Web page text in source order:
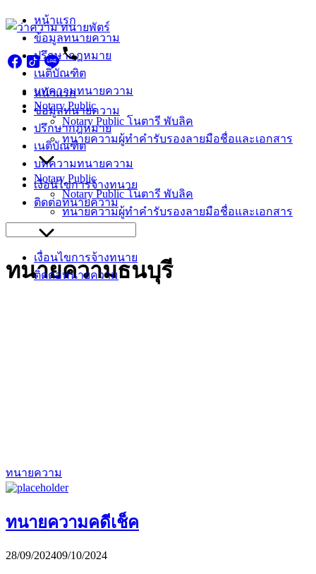
Skip
to
content
หน้าแรก
ข้อมูลทนายความ
ปรึกษากฎหมาย
เนติบัณฑิต
บทความทนายความ
Notary Public
Notary Public โนตารี พับลิค
ทนายความผู้ทำคำรับรองลายมือชื่อและเอกสาร
เงื่อนไขการจ้างทนาย
ติดต่อทนายความ
หน้าแรก
ข้อมูลทนายความ
ปรึกษากฎหมาย
เนติบัณฑิต
บทความทนายความ
Notary Public
Notary Public โนตารี พับลิค
ทนายความผู้ทำคำรับรองลายมือชื่อและเอกสาร
เงื่อนไขการจ้างทนาย
ติดต่อทนายความ
for:
ทนายความธนบุรี
ทนายความ
ทนายความคดีเช็ค
28/09/202409/10/2024